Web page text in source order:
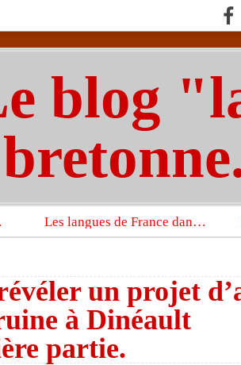
blog
Les langues de France dans un imposant ouvrage sur la langue française que publient les Presses universitaires d’Oxford
un projet
à Dinéault
partie.